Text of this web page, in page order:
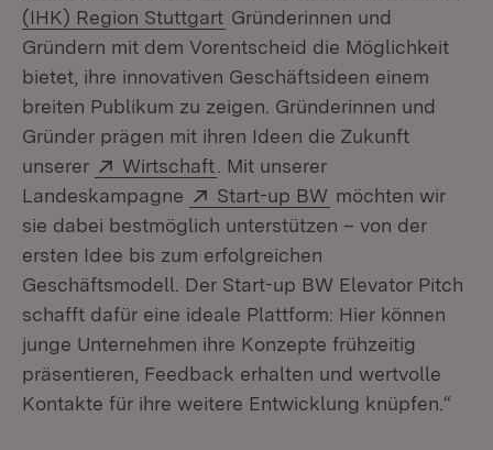
(IHK) Region Stuttgart (Öffnet in neuem Fenster)
Gründerinnen und
Gründern mit dem Vorentscheid die Möglichkeit
bietet, ihre innovativen Geschäftsideen einem
breiten Publikum zu zeigen. Gründerinnen und
Gründer prägen mit ihren Ideen die Zukunft
unserer
Extern:
Wirtschaft (Öffnet in neuem Fenster)
. Mit unserer
Landeskampagne
Extern:
Start-up BW (Öffnet in neuem
möchten wir
sie dabei bestmöglich unterstützen – von der
ersten Idee bis zum erfolgreichen
Geschäftsmodell. Der Start-up BW Elevator Pitch
schafft dafür eine ideale Plattform: Hier können
junge Unternehmen ihre Konzepte frühzeitig
präsentieren, Feedback erhalten und wertvolle
Kontakte für ihre weitere Entwicklung knüpfen.“